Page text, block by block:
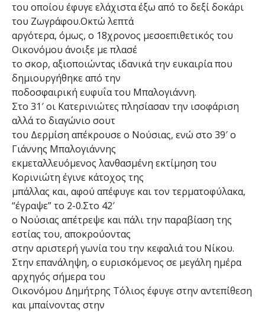
του οποίου έφυγε ελάχιστα έξω από το δεξί δοκάρι
του Ζωγράφου.Οκτώ λεπτά
αργότερα, όμως, ο 18χρονος μεσοεπιθετικός του
Οικονόμου άνοιξε με πλασέ
το σκορ, αξιοποιώντας ιδανικά την ευκαιρία που
δημιουργήθηκε από την
ποδοσφαιρική ευφυΐα του Μπαλογιάννη.
Στο 31′ οι Κατερινιώτες πλησίασαν την ισοφάριση
αλλά το διαγώνιο σουτ
του Δερμίση απέκρουσε ο Νούσιας, ενώ στο 39′ ο
Γιάννης Μπαλογιάννης
εκμεταλλευόμενος λανθασμένη εκτίμηση του
Κορινιώτη έγινε κάτοχος της
μπάλλας και, αφού απέφυγε και τον τερματοφύλακα,
“έγραψε” το 2-0.Στο 42′
ο Νούσιας απέτρεψε και πάλι την παραβίαση της
εστίας του, αποκρούοντας
στην αριστερή γωνία του την κεφαλιά του Νίκου.
Στην επανάληψη, ο ευρισκόμενος σε μεγάλη ημέρα
αρχηγός σήμερα του
Οικονόμου Δημήτρης Τόλιος έφυγε στην αντεπίθεση
και μπαίνοντας στην